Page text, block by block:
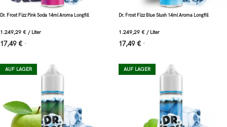
Dr. Frost Fizz Pink Soda 14ml Aroma Longfill
1.249,29 € / Liter
17,49 € *
Dr. Frost Fizz Blue Slush 14ml Aroma Longfill
1.249,29 € / Liter
17,49 € *
AUF LAGER AUF LAGER